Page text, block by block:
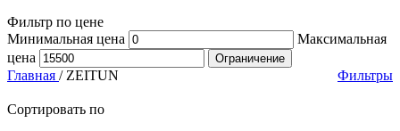
Фильтр по цене
Минимальная цена
Максимальная
цена
Ограничение
Главная / ZEITUN Фильтры
Сортировать по